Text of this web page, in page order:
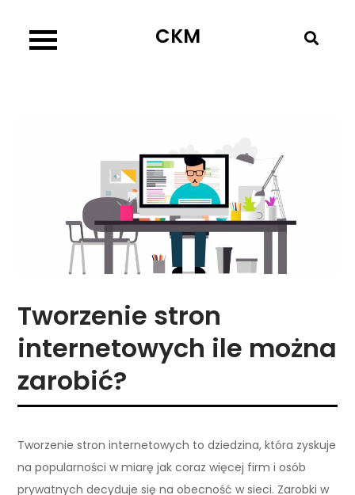
content
CKM
Tworzenie stron
internetowych ile można
zarobić?
Tworzenie stron internetowych to dziedzina, która zyskuje
na popularności w miarę jak coraz więcej firm i osób
prywatnych decyduje się na obecność w sieci. Zarobki w